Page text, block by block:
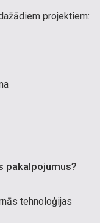
projektiem:
pakalpojumus?
tehnoloģijas